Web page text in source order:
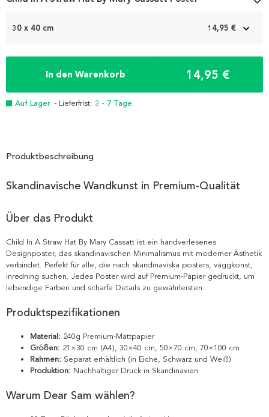
1
30 x 40 cm 14,95 €
In den Warenkorb 14,95 €
Auf Lager - Lieferfrist: 3 - 7 Tage
Produktbeschreibung
Skandinavische Wandkunst in Premium-Qualität
Über das Produkt
Child In A Straw Hat By Mary Cassatt ist ein handverlesenes
Designposter, das skandinavischen Minimalismus mit moderner Ästhetik
verbindet. Perfekt für alle, die nach skandinaviska posters, väggkonst,
inredning suchen. Jedes Poster wird auf Premium-Papier gedruckt, um
lebendige Farben und scharfe Details zu gewährleisten.
Produktspezifikationen
Material: 240g Premium-Mattpapier
Größen: 21×30 cm (A4), 30×40 cm, 50×70 cm, 70×100 cm
Rahmen: Separat erhältlich (in Eiche, Schwarz und Weiß)
Produktion: Nachhaltiger Druck in Skandinavien
Warum Dear Sam wählen?